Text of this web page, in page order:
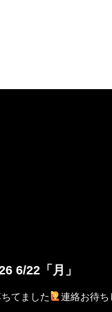
6/22「月」
てました 連絡お待ち